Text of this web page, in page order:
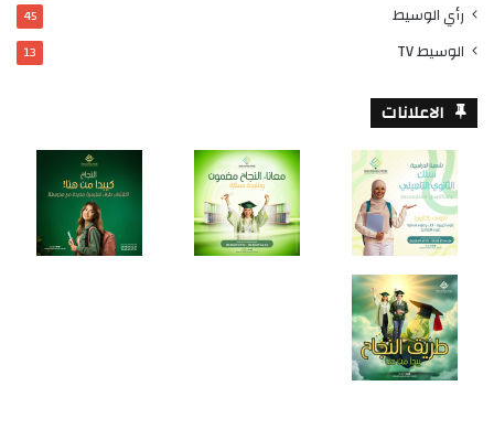
رأي الوسيط 45
الوسيط TV 13
الاعلانات